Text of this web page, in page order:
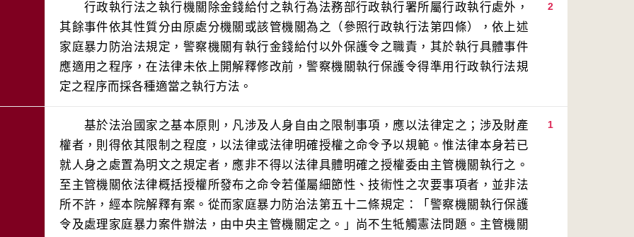
2
行政執行法之執行機關除金錢給付之執行為法務部行政執行署所屬行政執行處外，
其餘事件依其性質分由原處分機關或該管機關為之（參照行政執行法第四條），依上述
家庭暴力防治法規定，警察機關有執行金錢給付以外保護令之職責，其於執行具體事件
應適用之程序，在法律未依上開解釋修改前，警察機關執行保護令得準用行政執行法規
1
基於法治國家之基本原則，凡涉及人身自由之限制事項，應以法律定之；涉及財產
權者，則得依其限制之程度，以法律或法律明確授權之命令予以規範。惟法律本身若已
就人身之處置為明文之規定者，應非不得以法律具體明確之授權委由主管機關執行之。
至主管機關依法律概括授權所發布之命令若僅屬細節性、技術性之次要事項者，並非法
所不許，經本院解釋有案。從而家庭暴力防治法第五十二條規定：「警察機關執行保護
令及處理家庭暴力案件辦法，由中央主管機關定之。」尚不生牴觸憲法問題。主管機關